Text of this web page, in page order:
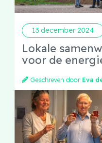
13 december 2024
Lokale
voor de
Geschreven door Eva